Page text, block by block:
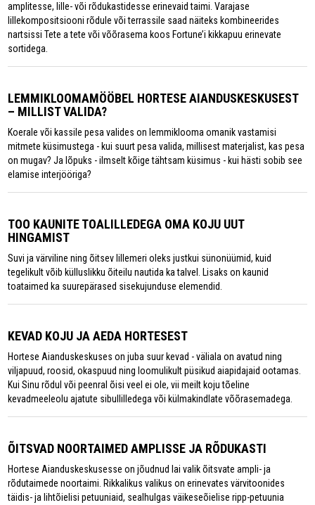
amplitesse, lille- või rõdukastidesse erinevaid taimi. Varajase
lillekompositsiooni rõdule või terrassile saad näiteks kombineerides
nartsissi Tete a tete või võõrasema koos Fortune’i kikkapuu erinevate
sortidega.
LEMMIKLOOMAMÖÖBEL HORTESE AIANDUSKESKUSEST
– MILLIST VALIDA?
Koerale või kassile pesa valides on lemmiklooma omanik vastamisi
mitmete küsimustega - kui suurt pesa valida, millisest materjalist, kas pesa
on mugav? Ja lõpuks - ilmselt kõige tähtsam küsimus - kui hästi sobib see
elamise interjööriga?
TOO KAUNITE TOALILLEDEGA OMA KOJU UUT
HINGAMIST
Suvi ja värviline ning õitsev lillemeri oleks justkui sünonüümid, kuid
tegelikult võib külluslikku õiteilu nautida ka talvel. Lisaks on kaunid
toataimed ka suurepärased sisekujunduse elemendid.
KEVAD KOJU JA AEDA HORTESEST
Hortese Aianduskeskuses on juba suur kevad - väliala on avatud ning
viljapuud, roosid, okaspuud ning loomulikult püsikud aiapidajaid ootamas.
Kui Sinu rõdul või peenral õisi veel ei ole, vii meilt koju tõeline
kevadmeeleolu ajatute sibullilledega või külmakindlate võõrasemadega.
ÕITSVAD NOORTAIMED AMPLISSE JA RÕDUKASTI
Hortese Aianduskeskusesse on jõudnud lai valik õitsvate ampli- ja
rõdutaimede noortaimi. Rikkalikus valikus on erinevates värvitoonides
täidis- ja lihtõielisi petuuniaid, sealhulgas väikeseõielise ripp-petuunia